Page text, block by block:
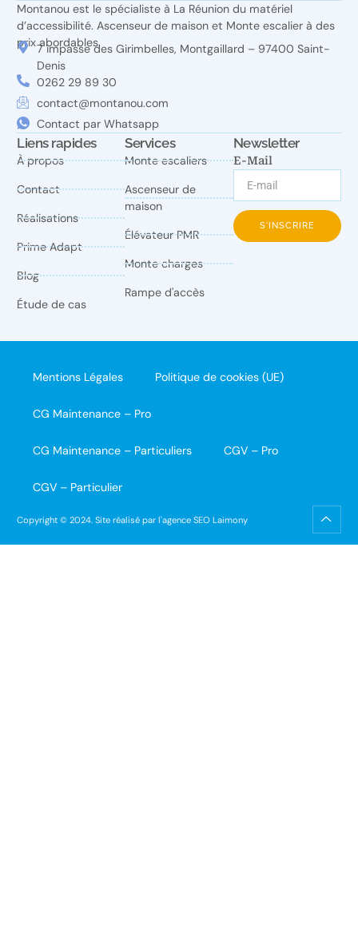
Montanou est le spécialiste à La Réunion du matériel
d’accessibilité. Ascenseur de maison et Monte escalier à des
prix abordables.
7 impasse des Girimbelles, Montgaillard – 97400 Saint-
Denis
0262 29 89 30
contact@montanou.com
Contact par Whatsapp
Liens rapides
À propos
Contact
Réalisations
Prime Adapt
Blog
Étude de cas
Services
Monte escaliers
Ascenseur de
maison
Élévateur PMR
Monte charges
Rampe d'accès
Newsletter
E-Mail
S'INSCRIRE
Mentions Légales Politique de cookies (UE)
CG Maintenance – Pro
CG Maintenance – Particuliers CGV – Pro
CGV – Particulier
Copyright © 2024.Site réalisé par l'agence SEO Laimony